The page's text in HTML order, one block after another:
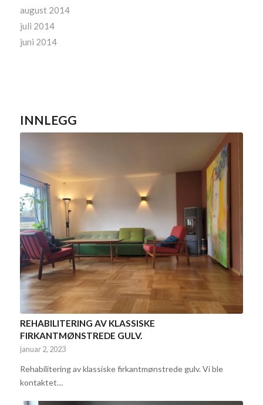
INNLEGG
REHABILITERING AV KLASSISKE
FIRKANTMØNSTREDE GULV.
januar 2, 2023
Rehabilitering av klassiske firkantmønstrede gulv. Vi ble
kontaktet…
august 2014
juli 2014
juni 2014